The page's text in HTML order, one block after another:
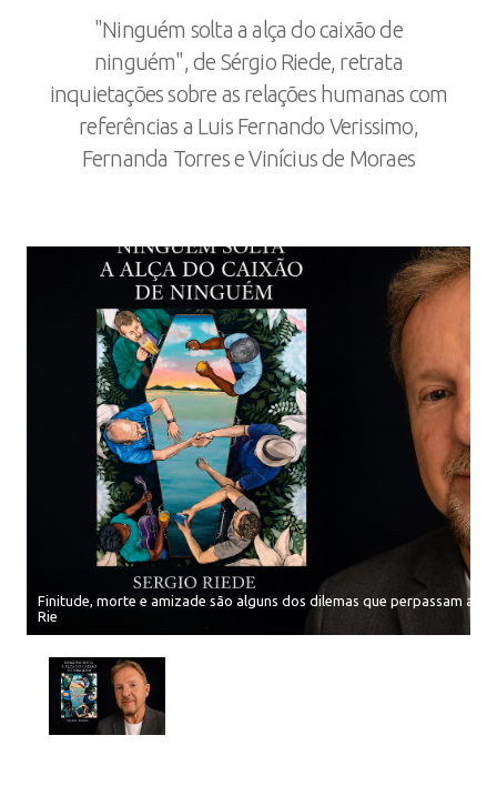
"Ninguém solta a alça do caixão de
ninguém", de Sérgio Riede, retrata
inquietações sobre as relações humanas com
referências a Luis Fernando Verissimo,
Fernanda Torres e Vinícius de Moraes
Finitude, morte e amizade são alguns dos dilemas que perpassam as
Rie